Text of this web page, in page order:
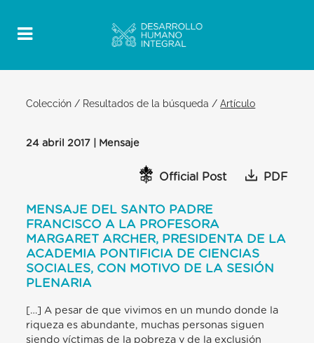
Colección / Resultados de la búsqueda /Artículo
24 abril 2017 | Mensaje
Official Post PDF
MENSAJE DEL SANTO PADRE
FRANCISCO A LA PROFESORA
MARGARET ARCHER, PRESIDENTA DE LA
ACADEMIA PONTIFICIA DE CIENCIAS
SOCIALES, CON MOTIVO DE LA SESIÓN
PLENARIA
[…] A pesar de que vivimos en un mundo donde la
riqueza es abundante, muchas personas siguen
siendo víctimas de la pobreza y de la exclusión